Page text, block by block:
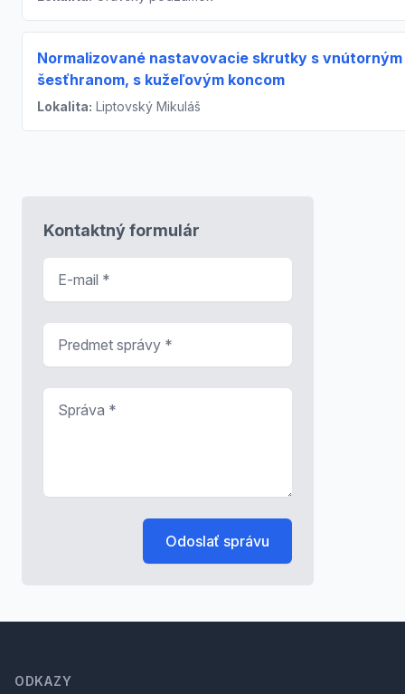
Normalizované nastavovacie skrutky s vnútorným
šesťhranom, s kužeľovým koncom
Lokalita: Liptovský Mikuláš
Kontaktný formulár
Odoslať správu
ODKAZY